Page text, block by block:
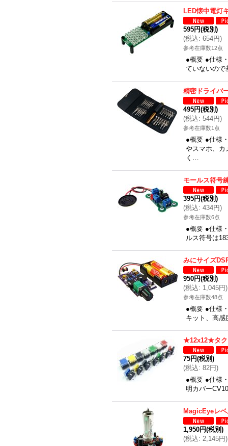
LED懐中電灯
595円(税別)
(税込: 654円)
参考在庫数12点
●概要 ●仕様
ていないので
精密ドライバ
495円(税別)
(税込: 544円)
参考在庫数1点
●概要 ●仕様
やスマホ、カ
く…
モールス符号
395円(税別)
(税込: 434円)
参考在庫数6点
●概要 ●仕様
ルス符号は
みにサイズ
950円(税別)
(税込: 1,045円)
参考在庫数48点
●概要 ●仕様
キット、高
★12x12★タク
75円(税別)
(税込: 82円)
●概要 ●仕様
明カバー
MagicEyeレ
1,950円(税別)
(税込: 2,145円)